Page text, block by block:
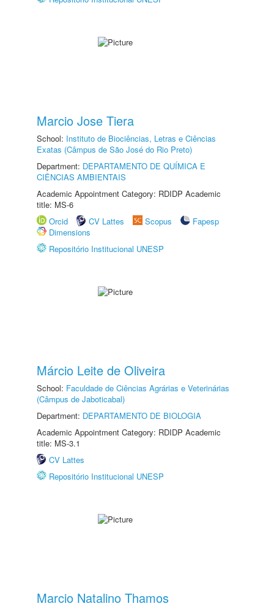
Marcio Jose Tiera
School: Instituto de Biociências, Letras e Ciências
Exatas (Câmpus de São José do Rio Preto)
Department: DEPARTAMENTO DE QUÍMICA E
CIÊNCIAS AMBIENTAIS
Academic Appointment Category: RDIDP Academic
title: MS-6
Orcid
CV Lattes Scopus
Fapesp
Dimensions
Repositório Institucional UNESP
Márcio Leite de Oliveira
School: Faculdade de Ciências Agrárias e Veterinárias
(Câmpus de Jaboticabal)
Department: DEPARTAMENTO DE BIOLOGIA
Academic Appointment Category: RDIDP Academic
title: MS-3.1
CV Lattes
Repositório Institucional UNESP
Marcio Natalino Thamos